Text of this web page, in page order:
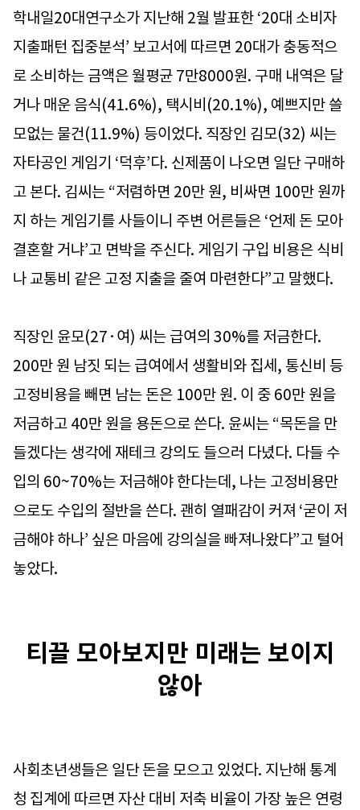
학내일20대연구소가 지난해 2월 발표한 ‘20대 소비자
지출패턴 집중분석’ 보고서에 따르면 20대가 충동적으
로 소비하는 금액은 월평균 7만8000원. 구매 내역은 달
거나 매운 음식(41.6%), 택시비(20.1%), 예쁘지만 쓸
모없는 물건(11.9%) 등이었다. 직장인 김모(32) 씨는
자타공인 게임기 ‘덕후’다. 신제품이 나오면 일단 구매하
고 본다. 김씨는 “저렴하면 20만 원, 비싸면 100만 원까
지 하는 게임기를 사들이니 주변 어른들은 ‘언제 돈 모아
결혼할 거냐’고 면박을 주신다. 게임기 구입 비용은 식비
나 교통비 같은 고정 지출을 줄여 마련한다”고 말했다.
직장인 윤모(27·여) 씨는 급여의 30%를 저금한다.
200만 원 남짓 되는 급여에서 생활비와 집세, 통신비 등
고정비용을 빼면 남는 돈은 100만 원. 이 중 60만 원을
저금하고 40만 원을 용돈으로 쓴다. 윤씨는 “목돈을 만
들겠다는 생각에 재테크 강의도 들으러 다녔다. 다들 수
입의 60~70%는 저금해야 한다는데, 나는 고정비용만
으로도 수입의 절반을 쓴다. 괜히 열패감이 커져 ‘굳이 저
금해야 하나’ 싶은 마음에 강의실을 빠져나왔다”고 털어
놓았다.
티끌 모아보지만 미래는 보이지
않아
사회초년생들은 일단 돈을 모으고 있었다. 지난해 통계
청 집계에 따르면 자산 대비 저축 비율이 가장 높은 연령